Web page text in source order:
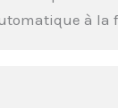
à la